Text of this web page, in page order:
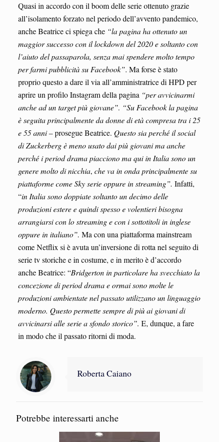
Quasi in accordo con il boom delle serie ottenuto grazie
all’isolamento forzato nel periodo dell’avvento pandemico,
anche Beatrice ci spiega che“la pagina ha ottenuto un
maggior successo con il lockdown del 2020 e soltanto con
l’aiuto del passaparola, senza mai spendere molto tempo
per farmi pubblicità su Facebook”. Ma forse è stato
proprio questo a dare il via all’amministratrice di HPD per
aprire un profilo Instagram della pagina “per avvicinarmi
anche ad un target più giovane”. “Su Facebook la pagina
è seguita principalmente da donne di età compresa tra i 25
e 55 anni– prosegue Beatrice. Questo sia perché il social
di Zuckerberg è meno usato dai più giovani ma anche
perché i period drama piacciono ma qui in Italia sono un
genere molto di nicchia, che va in onda principalmente su
piattaforme come Sky serie oppure in streaming”. Infatti,
“in Italia sono doppiate soltanto un decimo delle
produzioni estere e quindi spesso e volentieri bisogna
arrangiarsi con lo streaming e con i sottotitoli in inglese
oppure in italiano”. Ma con una piattaforma mainstream
come Netflix si è avuta un’inversione di rotta nel seguito di
serie tv storiche e in costume, e in merito è d’accordo
anche Beatrice: “Bridgerton in particolare ha svecchiato la
concezione di period drama e ormai sono molte le
produzioni ambientate nel passato utilizzano un linguaggio
moderno. Questo permette sempre di più ai giovani di
avvicinarsi alle serie a sfondo storico”. E, dunque, a fare
in modo che il passato ritorni di moda.
Roberta Caiano
Potrebbe interessarti anche